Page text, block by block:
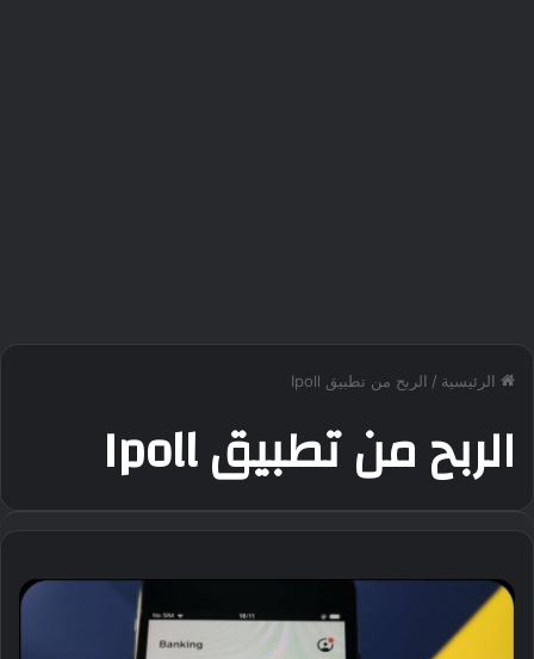
الرئيسية / الربح من تطبيق Ipoll
الربح من تطبيق Ipoll